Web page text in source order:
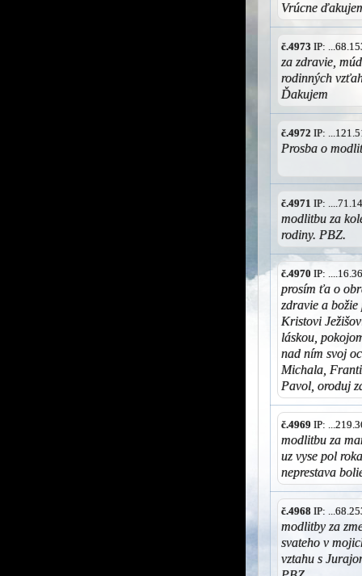
Vrúcne
č.4973 IP:
za zdravie,
rodinných
Ďakujem
č.4972 IP:
Prosba o
č.4971 IP:
modlitbu za
rodiny. PBZ.
č.4970 IP:
prosím ťa o
zdravie a božie
Kristovi
láskou,
nad ním svoj
Michala,
Pavol, oroduj
č.4969 IP:
modlitbu za
uz vyse pol
neprestava
č.4968 IP:
modlitby za
svateho v
vztahu s